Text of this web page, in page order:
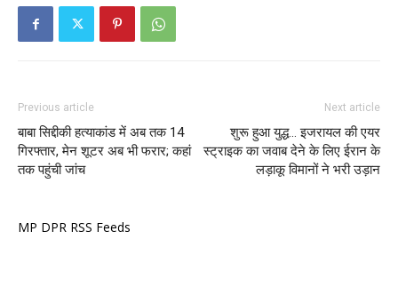
Previous article
बाबा सिद्दीकी हत्याकांड में अब तक 14
गिरफ्तार, मेन शूटर अब भी फरार; कहां
तक पहुंची जांच
Next article
शुरू हुआ युद्ध… इजरायल की एयर
स्ट्राइक का जवाब देने के लिए ईरान के
लड़ाकू विमानों ने भरी उड़ान
MP DPR RSS Feeds